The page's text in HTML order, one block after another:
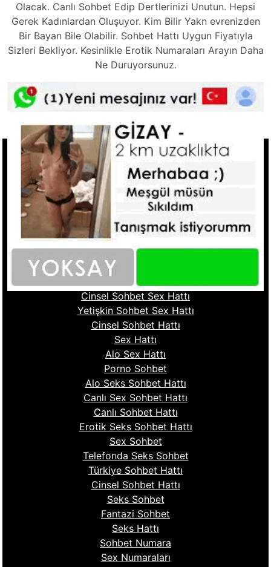
Olacak. Canlı Sohbet Edip Dertlerinizi Unutun. Hepsi
Gerek Kadınlardan Oluşuyor. Kim Bilir Yakn evrenizden
Bir Bayan Bile Olabilir. Sohbet Hattı Uygun Fiyatıyla
Sizleri Bekliyor. Kesinlikle Erotik Numaraları Arayın Daha
Ne Duruyorsunuz.
Tkla Ara
Hızlı Linkler
Ucuz Telefonda Sex Hattı
Seks Hattı Numaraları
Sex Numaraları
Whatsapp Seks Numaralar
Fantazi Sohbet
Ucuz Sex Hattı
Sohbet Numara
Cinsel Sohbet Hattı
Cinsel Sohbet Sex Hattı
Yetişkin Sohbet Sex Hattı
Cinsel Sohbet Hattı
Sex Hattı
Alo Sex Hattı
Porno Sohbet
Alo Seks Sohbet Hattı
Canlı Sex Sohbet Hattı
Canlı Sohbet Hattı
Erotik Seks Sohbet Hattı
Sex Sohbet
Telefonda Seks Sohbet
Türkiye Sohbet Hattı
Cinsel Sohbet Hattı
Seks Sohbet
Fantazi Sohbet
Seks Hattı
Sohbet Numara
Sex Numaraları